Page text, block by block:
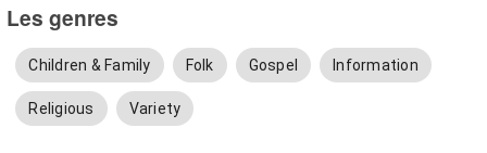
Les genres
Children & Family Folk Gospel Information
Religious Variety